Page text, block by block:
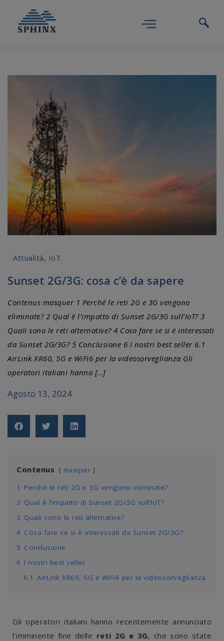
Attualità, IoT
Sunset 2G/3G: cosa c’è da sapere
Contenus masquer 1 Perché le reti 2G e 3G vengono
eliminate? 2 Qual è l’impatto di Sunset 2G/3G sull’IoT? 3
Quali sono le reti alternative? 4 Cosa fare se si è interessati
da Sunset 2G/3G? 5 Conclusione 6 I nostri best seller 6.1
AirLink XR60, 5G e WiFi6 per la videosorveglianza Gli
operatori italiani hanno […]
Agosto 13, 2024
Contenus masquer
1
Perché le reti 2G e 3G vengono eliminate?
2 Qual è l’impatto di Sunset 2G/3G sull’IoT?
3 Quali sono le reti alternative?
4 Cosa fare se si è interessati da Sunset 2G/3G?
5 Conclusione
6 I nostri best seller
6.1 AirLink XR60, 5G e WiFi6 per la videosorveglianza
Gli operatori italiani hanno recentemente annunciato
l’imminente fine delle reti 2G e 3G, che sono state